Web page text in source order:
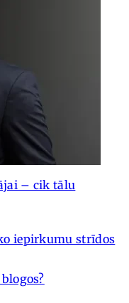
– cik tālu
iepirkumu strīdos